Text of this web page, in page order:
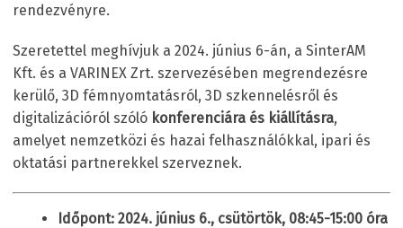
rendezvényre.
Szeretettel meghívjuk a 2024. június 6-án, a SinterAM
Kft. és a VARINEX Zrt. szervezésében megrendezésre
kerülő, 3D fémnyomtatásról, 3D szkennelésről és
digitalizációról szóló konferenciára és kiállításra,
amelyet nemzetközi és hazai felhasználókkal, ipari és
oktatási partnerekkel szerveznek.
Időpont: 2024. június 6., csütörtök, 08:45-15:00 óra